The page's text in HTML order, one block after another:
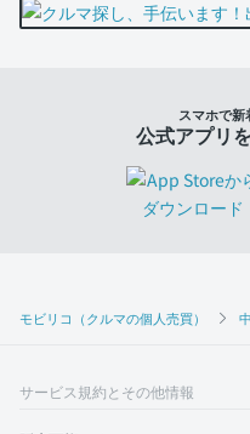
モビリコ（クルマの個人売買）
スマホで
公式アプリ
サービス規約とその他情報